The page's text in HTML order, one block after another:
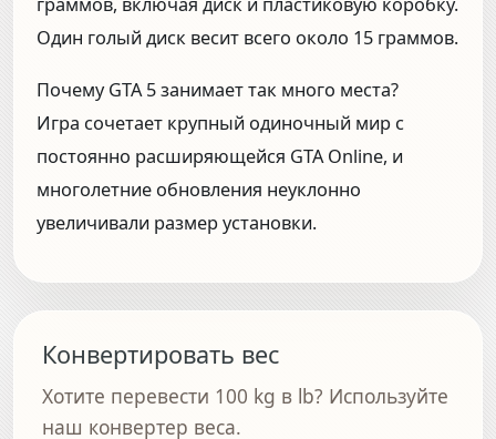
Один голый диск весит всего около 15 граммов.
Почему GTA 5 занимает так много места?
Игра сочетает крупный одиночный мир с
постоянно расширяющейся GTA Online, и
многолетние обновления неуклонно
увеличивали размер установки.
Конвертировать вес
Хотите перевести 100 kg в lb? Используйте
наш конвертер веса.